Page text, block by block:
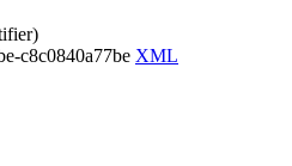
c8c0840a77be XML